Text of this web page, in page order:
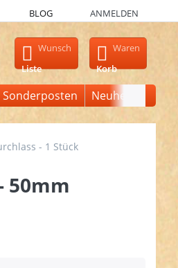
BLOG ANMELDEN
Ergebnisse. Drücken Sie die
Wunsch
Liste
Waren
Korb
Sonderposten Neuheiten
- 1 Stück
50mm